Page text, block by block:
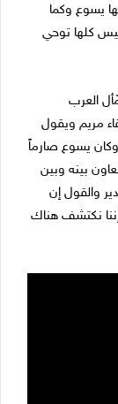
يسوع وكما
كلها توحي
العرب
مريم ويقول
وكان يسوع صارماً
بينه وبين
والقول إن
نكتشف هناك